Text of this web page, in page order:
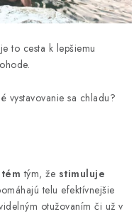
Kontakt
Blog
na Facebooku
to cesta k lepšiemu
vystavovanie sa chladu?
tým, že stimuluje
telu efektívnejšie
otužovaním či už v